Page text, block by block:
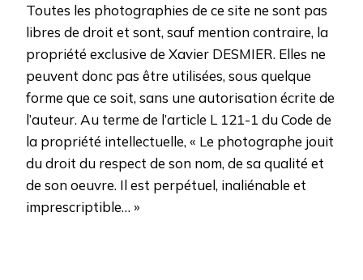
Toutes les photographies de ce site ne sont pas
libres de droit et sont, sauf mention contraire, la
propriété exclusive de Xavier DESMIER. Elles ne
peuvent donc pas être utilisées, sous quelque
forme que ce soit, sans une autorisation écrite de
l’auteur. Au terme de l’article L 121-1 du Code de
la propriété intellectuelle, « Le photographe jouit
du droit du respect de son nom, de sa qualité et
de son oeuvre. Il est perpétuel, inaliénable et
imprescriptible… »